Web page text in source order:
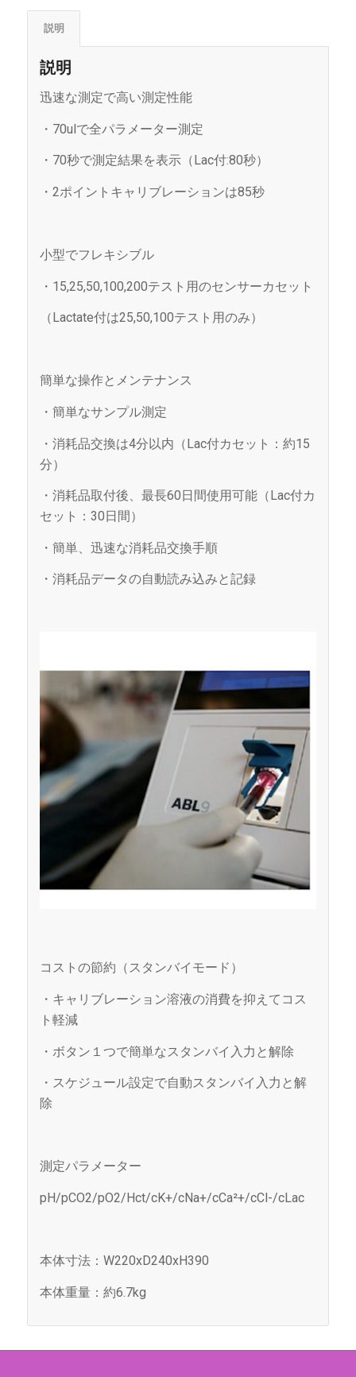
説明
説明
迅速な測定で高い測定性能
・70ulで全パラメーター測定
・70秒で測定結果を表示（Lac付:80秒）
・2ポイントキャリブレーションは85秒
小型でフレキシブル
・15,25,50,100,200テスト用のセンサーカセット
（Lactate付は25,50,100テスト用のみ）
簡単な操作とメンテナンス
・簡単なサンプル測定
・消耗品交換は4分以内（Lac付カセット：約15
分）
・消耗品取付後、最長60日間使用可能（Lac付カ
セット：30日間）
・簡単、迅速な消耗品交換手順
・消耗品データの自動読み込みと記録
コストの節約（スタンバイモード）
・キャリブレーション溶液の消費を抑えてコス
ト軽減
・ボタン１つで簡単なスタンバイ入力と解除
・スケジュール設定で自動スタンバイ入力と解
除
測定パラメーター
pH/pCO2/pO2/Hct/cK+/cNa+/cCa²+/cCl-/cLac
本体寸法：W220xD240xH390
本体重量：約6.7kg